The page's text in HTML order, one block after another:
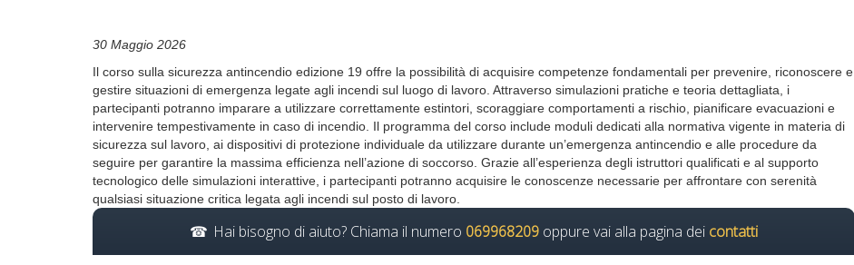
30 Maggio 2026
Il corso sulla sicurezza antincendio edizione 19 offre la possibilità di acquisire competenze fondamentali per prevenire, riconoscere e
gestire situazioni di emergenza legate agli incendi sul luogo di lavoro. Attraverso simulazioni pratiche e teoria dettagliata, i
partecipanti potranno imparare a utilizzare correttamente estintori, scoraggiare comportamenti a rischio, pianificare evacuazioni e
intervenire tempestivamente in caso di incendio. Il programma del corso include moduli dedicati alla normativa vigente in materia di
sicurezza sul lavoro, ai dispositivi di protezione individuale da utilizzare durante un’emergenza antincendio e alle procedure da
seguire per garantire la massima efficienza nell’azione di soccorso. Grazie all’esperienza degli istruttori qualificati e al supporto
tecnologico delle simulazioni interattive, i partecipanti potranno acquisire le conoscenze necessarie per affrontare con serenità
qualsiasi situazione critica legata agli incendi sul posto di lavoro.
Hai bisogno di aiuto? Chiama il numero 069968209 oppure vai alla pagina dei contatti